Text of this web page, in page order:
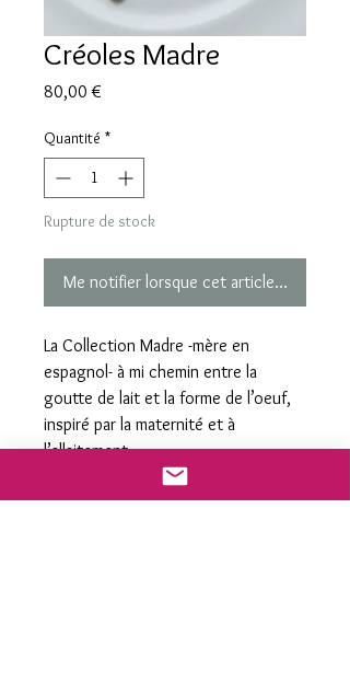
Créoles Madre
80,00 €
Quantité *
Rupture de stock
Me notifier lorsque cet article est
La Collection Madre -mère en
espagnol- à mi chemin entre la
goutte de lait et la forme de l’oeuf,
inspiré par la maternité et à
l’allaitement.
La collection reprenant l'esthétique
d'un blanc laiteux légérement